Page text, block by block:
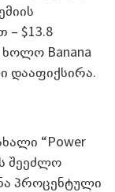
– $13.8
ხოლო Banana
დააფიქსირა.
“Power
შეეძლო
პროცენტული